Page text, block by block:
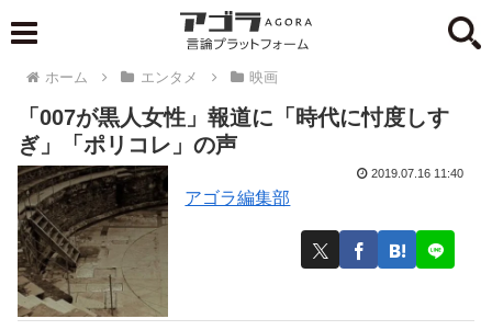
ホーム エンタメ 映画
「007が黒人女性」報道に「時代に忖度しす
ぎ」「ポリコレ」の声
アゴラ編集部
2019.07.16 11:40